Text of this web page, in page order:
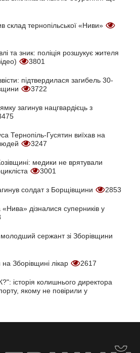
склад тернопільської «Ниви»
та зник: поліція розшукує жителя
3801
підтвердилася загибель 30-
3722
загинув нацгвардієць з
Тернопіль-Гусятин виїхав на
3247
медики не врятували
3001
солдат з Борщівщини 2853
дізналися суперників у
сержант зі Зборівщини
Зборівщині лікар 2617
історія колишнього директора
якому не повірили у